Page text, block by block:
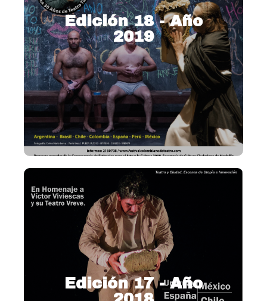
Edición 18 - Año
2019
2019 – Teatro, literatura,
nación, escenas de identidad.
Ver más
Edición 17 - Año